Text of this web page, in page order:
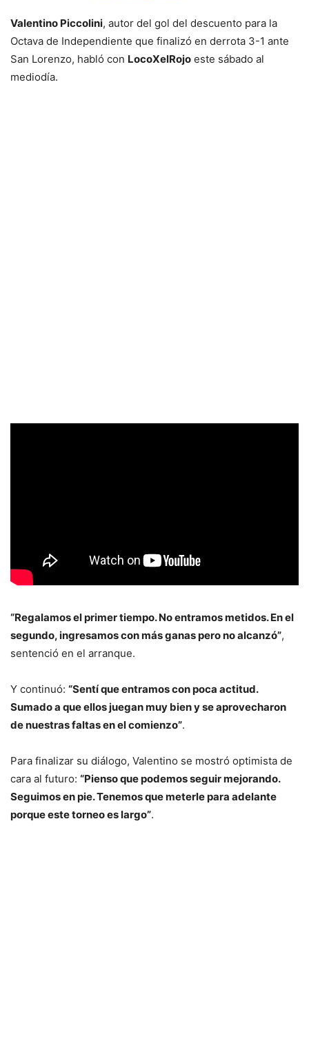
Valentino Piccolini, autor del gol del descuento para la
Octava de Independiente que finalizó en derrota 3-1 ante
San Lorenzo, habló con LocoXelRojo este sábado al
mediodía.
“Regalamos el primer tiempo. No entramos metidos. En el
segundo, ingresamos con más ganas pero no alcanzó”,
sentenció en el arranque.
Y continuó: “Sentí que entramos con poca actitud.
Sumado a que ellos juegan muy bien y se aprovecharon
de nuestras faltas en el comienzo”.
Para finalizar su diálogo, Valentino se mostró optimista de
cara al futuro: “Pienso que podemos seguir mejorando.
Seguimos en pie. Tenemos que meterle para adelante
porque este torneo es largo”.